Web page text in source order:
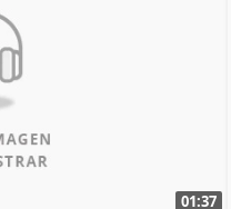
01:37